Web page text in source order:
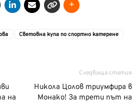
Световна купа по спортно катерене
на
Следваща статия
Никола Цолов триумфира в
Монако! За трети път на